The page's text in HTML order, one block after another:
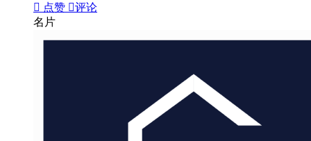
点赞
评论
名片